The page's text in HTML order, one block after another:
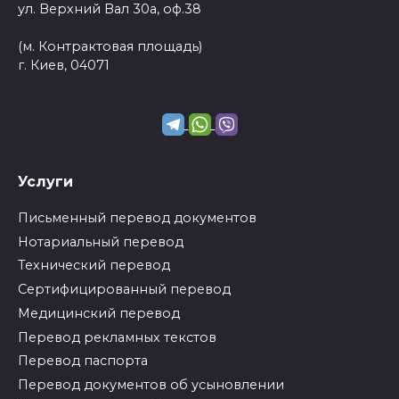
ул. Верхний Вал 30а, оф.38
(м. Контрактовая площадь)
г. Киев, 04071
Услуги
Письменный перевод документов
Нотариальный перевод
Технический перевод
Сертифицированный перевод
Медицинский перевод
Перевод рекламных текстов
Перевод паспорта
Перевод документов об усыновлении